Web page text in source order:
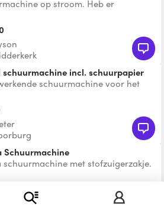
op stroom. Heb er
schuurmachine incl. schuurpapier
schuurmachine voor het
Schuurmachine
schuurmachine met stofzuigerzakje.
Claudia